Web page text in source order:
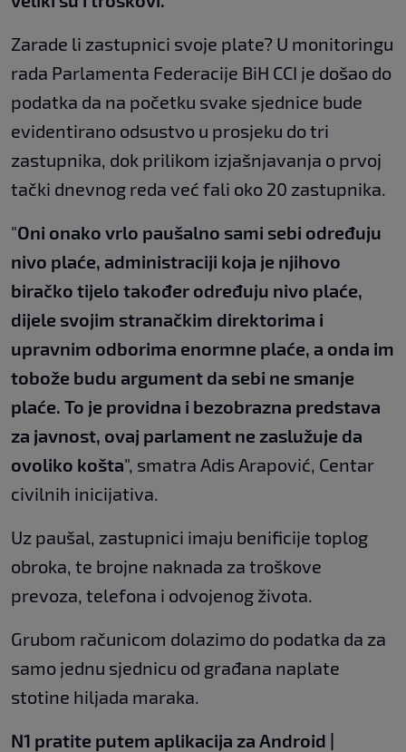
Zarade li zastupnici svoje plate? U monitoringu
rada Parlamenta Federacije BiH CCI je došao do
podatka da na početku svake sjednice bude
evidentirano odsustvo u prosjeku do tri
zastupnika, dok prilikom izjašnjavanja o prvoj
tački dnevnog reda već fali oko 20 zastupnika.
"Oni onako vrlo paušalno sami sebi određuju
nivo plaće, administraciji koja je njihovo
biračko tijelo također određuju nivo plaće,
dijele svojim stranačkim direktorima i
upravnim odborima enormne plaće, a onda im
tobože budu argument da sebi ne smanje
plaće. To je providna i bezobrazna predstava
za javnost, ovaj parlament ne zaslužuje da
ovoliko košta", smatra Adis Arapović, Centar
civilnih inicijativa.
Uz paušal, zastupnici imaju benificije toplog
obroka, te brojne naknada za troškove
prevoza, telefona i odvojenog života.
Grubom računicom dolazimo do podatka da za
samo jednu sjednicu od građana naplate
stotine hiljada maraka.
N1 pratite putem aplikacija za Android |